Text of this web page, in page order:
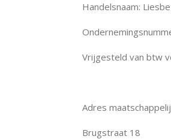
Handelsnaam:
Vrijgesteld van btw
Adres
Brugstraat 18